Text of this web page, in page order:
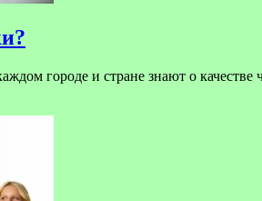
и стране знают о качестве